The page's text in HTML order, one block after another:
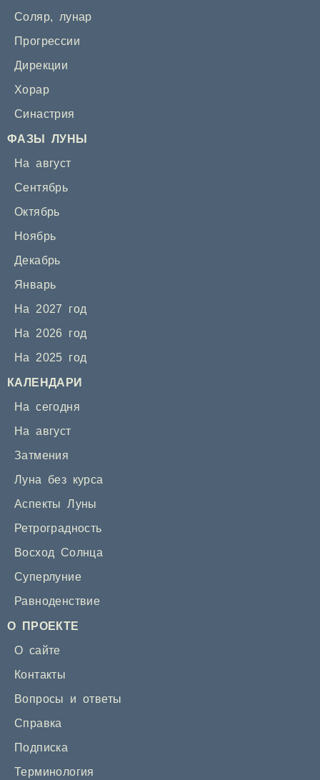
Соляр, лунар
Прогрессии
Дирекции
Хорар
Синастрия
ФАЗЫ ЛУНЫ
На август
Сентябрь
Октябрь
Ноябрь
Декабрь
Январь
На 2027 год
На 2026 год
На 2025 год
КАЛЕНДАРИ
На сегодня
На август
Затмения
Луна без курса
Аспекты Луны
Ретроградность
Восход Солнца
Суперлуние
Равноденствие
О ПРОЕКТЕ
О сайте
Контакты
Вопросы и ответы
Справка
Подписка
Терминология